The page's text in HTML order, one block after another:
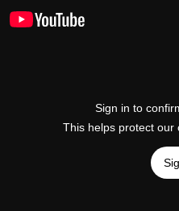
Sign in to
This helps protect our